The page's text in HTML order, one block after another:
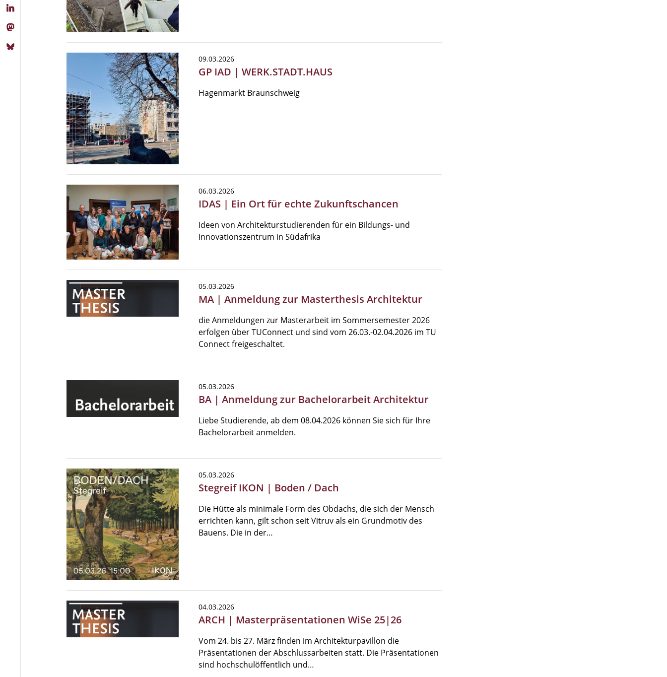
09.03.2026
GP IAD | WERK.STADT.HAUS
Hagenmarkt Braunschweig
06.03.2026
IDAS | Ein Ort für echte Zukunftschancen
Ideen von Architekturstudierenden für ein Bildungs- und
Innovationszentrum in Südafrika
05.03.2026
MA | Anmeldung zur Masterthesis Architektur
die Anmeldungen zur Masterarbeit im Sommersemester 2026
erfolgen über TUConnect und sind vom 26.03.-02.04.2026 im TU
Connect freigeschaltet.
05.03.2026
BA | Anmeldung zur Bachelorarbeit Architektur
Liebe Studierende, ab dem 08.04.2026 können Sie sich für Ihre
Bachelorarbeit anmelden.
05.03.2026
Stegreif IKON | Boden / Dach
Die Hütte als minimale Form des Obdachs, die sich der Mensch
errichten kann, gilt schon seit Vitruv als ein Grundmotiv des
Bauens. Die in der…
04.03.2026
ARCH | Masterpräsentationen WiSe 25|26
Vom 24. bis 27. März finden im Architekturpavillon die
Präsentationen der Abschlussarbeiten statt. Die Präsentationen
sind hochschulöffentlich und…